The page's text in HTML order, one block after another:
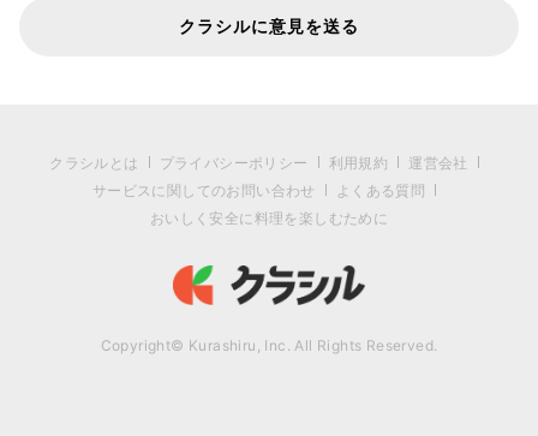
クラシルに意見を送る
クラシルとは プライバシーポリシー 利用規約
運営会社
サービスに関してのお問い合わせ
よくある質問
おいしく安全に料理を楽しむために
Copyright© Kurashiru, Inc. All Rights Reserved.